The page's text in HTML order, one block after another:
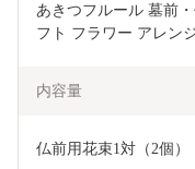
あきつフルール 墓前
フト フラワー アレン
内容量
仏前用花束1対（2個）